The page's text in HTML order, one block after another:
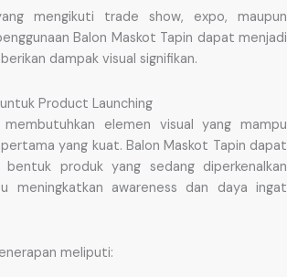
mengikuti trade show, expo, maupun
Balon Maskot Tapin dapat menjadi
dampak visual signifikan.
Product Launching
membutuhkan elemen visual yang mampu
yang kuat. Balon Maskot Tapin dapat
produk yang sedang diperkenalkan
meningkatkan awareness dan daya ingat
meliputi: